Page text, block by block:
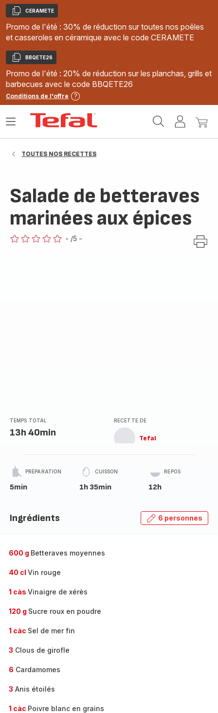
Copier
CERAMETE
Promo de l'été : 30% de réduction sur toutes nos poêles
et casseroles en céramique avec le code CERAMETE
Copier
BBQETE26
Promo de l'été : 20% de réduction sur les planchas, grills et
barbecues avec le code BBQETE26
Conditions de l'offre
MonMon
Ouvrir
TOUTES NOS RECETTES
Salade de betteraves
marinées aux épices
- /5 -
TEMPS TOTAL
13h 40min
RECETTE DE
Tefal
PRÉPARATION
5min
CUISSON
1h 35min
REPOS
12h
Ingrédients 6 personnes
600 g Betteraves moyennes
40 cl Vin rouge
1 càs Vinaigre de xérès
120 g Sucre roux en poudre
1 càc Sel de mer fin
3 Clous de girofle
6 Cardamomes
3 Anis étoilés
1 càc Poivre blanc en grains